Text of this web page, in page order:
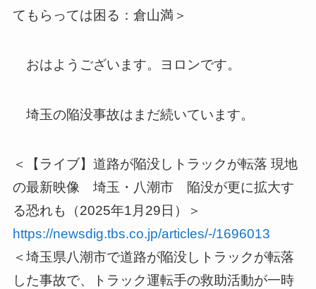
てもらっては困る：倉山満＞
おはようございます。ヨロンです。
埼玉の陥没事故はまだ続いています。
＜【ライブ】道路が陥没しトラックが転落 現地
の最新映像 埼玉・八潮市 陥没が更に拡大す
る恐れも（2025年1月29日）＞
https://newsdig.tbs.co.jp/articles/-/1696013
＜埼玉県八潮市で道路が陥没しトラックが転落
した事故で、トラック運転手の救助活動が一時